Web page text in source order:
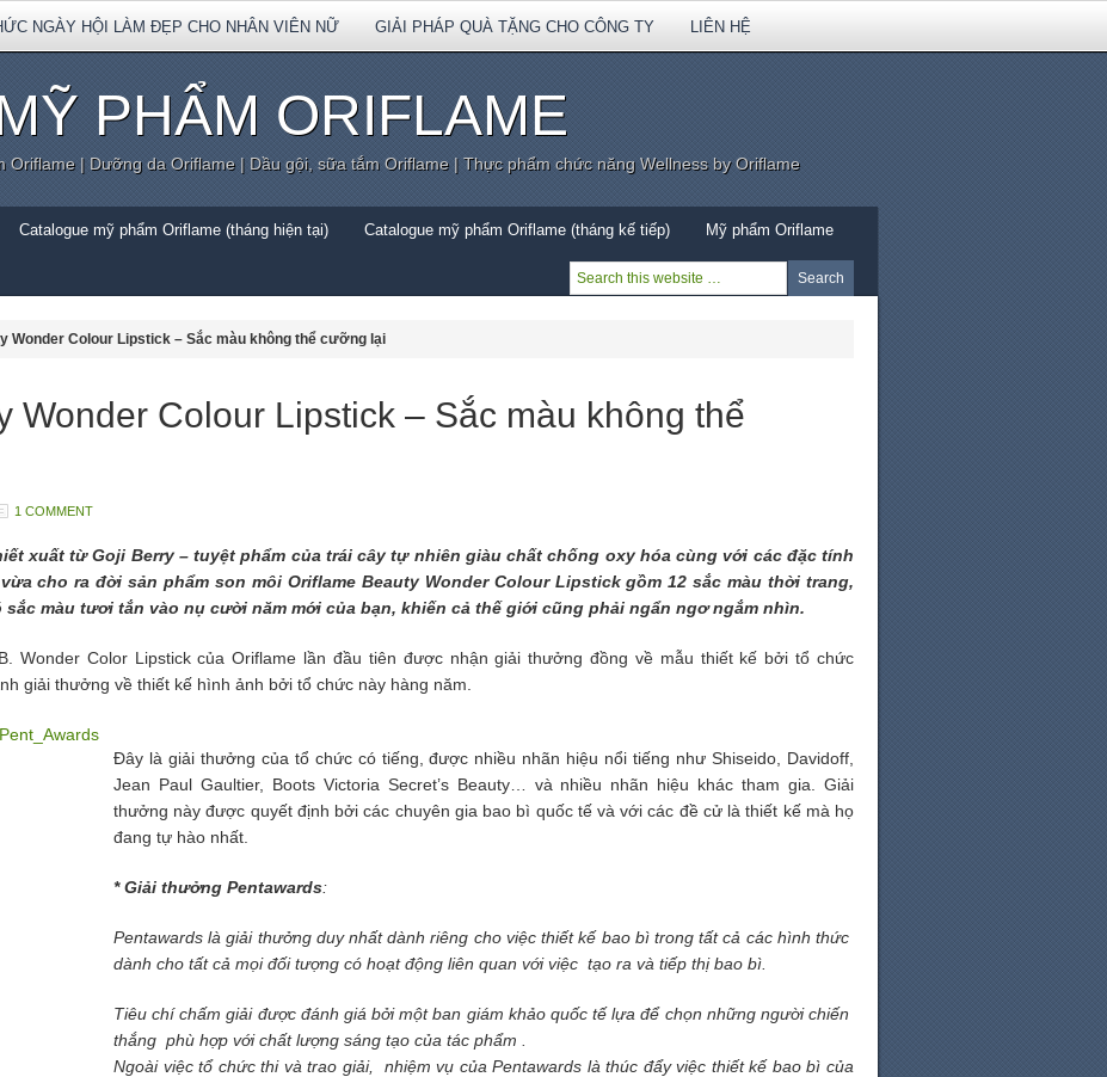
NGÀY HỘI LÀM ĐẸP CHO NHÂN VIÊN NỮ GIẢI PHÁP QUÀ TẶNG CHO CÔNG TY LIÊN HỆ
PHẨM ORIFLAME
Oriflame | Dưỡng da Oriflame | Dầu gội, sữa tắm Oriflame | Thực phẩm chức năng Wellness by Oriflame
Catalogue mỹ phẩm Oriflame (tháng hiện tại) Catalogue mỹ phẩm Oriflame (tháng kế tiếp) Mỹ phẩm Oriflame
Wonder Colour Lipstick – Sắc màu không thể cưỡng lại
Wonder Colour Lipstick – Sắc màu không thể
1 COMMENT
xuất từ Goji Berry – tuyệt phẩm của trái cây tự nhiên giàu chất chống oxy hóa cùng với các đặc tính
cho ra đời sản phẩm son môi Oriflame Beauty Wonder Colour Lipstick gồm 12 sắc màu thời trang,
màu tươi tắn vào nụ cười năm mới của bạn, khiến cả thế giới cũng phải ngẩn ngơ ngắm nhìn.
Wonder Color Lipstick của Oriflame lần đầu tiên được nhận giải thưởng đồng về mẫu thiết kế bởi tổ chức
giải thưởng về thiết kế hình ảnh bởi tổ chức này hàng năm.
Đây là giải thưởng của tổ chức có tiếng, được nhiều nhãn hiệu nổi tiếng như Shiseido, Davidoff,
Jean Paul Gaultier, Boots Victoria Secret’s Beauty… và nhiều nhãn hiệu khác tham gia. Giải
thưởng này được quyết định bởi các chuyên gia bao bì quốc tế và với các đề cử là thiết kế mà họ
đang tự hào nhất.
* Giải thưởng Pentawards:
Pentawards là giải thưởng duy nhất dành riêng cho việc thiết kế bao bì trong tất cả các hình thức
dành cho tất cả mọi đối tượng có hoạt động liên quan với việc tạo ra và tiếp thị bao bì.
Tiêu chí chấm giải được đánh giá bởi một ban giám khảo quốc tế lựa để chọn những người chiến
thắng phù hợp với chất lượng sáng tạo của tác phẩm .
Ngoài việc tổ chức thi và trao giải, nhiệm vụ của Pentawards là thúc đẩy việc thiết kế bao bì của